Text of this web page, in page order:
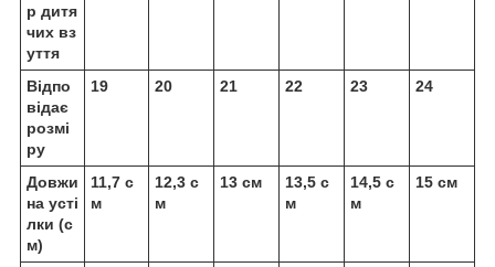
р дитя
чих вз
уття
Відпо
відає
розмі
ру
19 20 21 22 23 24
Довжи
на усті
лки (с
м)
11,7 с
м
12,3 с
м
13 см
13,5 с
м
14,5 с
м
15 см